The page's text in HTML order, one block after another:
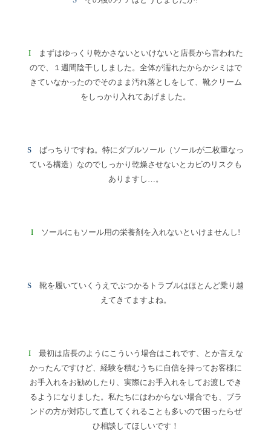
Iまずはゆっくり乾かさないといけないと店長から言われた
ので、１週間陰干ししました。全体が濡れたからかシミはで
きていなかったのでそのまま汚れ落としをして、靴クリーム
をしっかり入れてあげました。
S ばっちりですね。特にダブルソール（ソールが二枚重なっ
ている構造）なのでしっかり乾燥させないとカビのリスクも
ありますし…。
I ソールにもソール用の栄養剤を入れないといけませんし!
S 靴を履いていくうえでぶつかるトラブルはほとんど乗り越
えてきてますよね。
I最初は店長のようにこういう場合はこれです、とか言えな
かったんですけど、経験を積むうちに自信を持ってお客様に
お手入れをお勧めしたり、実際にお手入れをしてお渡しでき
るようになりました。私たちにはわからない場合でも、ブラ
ンドの方が対応して直してくれることも多いので困ったらぜ
ひ相談してほしいです！